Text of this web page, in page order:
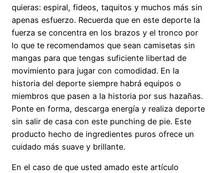
quieras: espiral, fideos, taquitos y muchos más sin
apenas esfuerzo. Recuerda que en este deporte la
fuerza se concentra en los brazos y el tronco por
lo que te recomendamos que sean camisetas sin
mangas para que tengas suficiente libertad de
movimiento para jugar con comodidad. En la
historia del deporte siempre habrá equipos o
miembros que pasen a la historia por sus hazañas.
Ponte en forma, descarga energía y realiza deporte
sin salir de casa con este punching de pie. Este
producto hecho de ingredientes puros ofrece un
cuidado más suave y brillante.
En el caso de que usted amado este artículo